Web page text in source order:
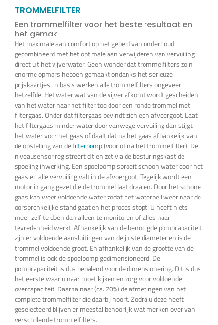
Vijverplanten
Koi’s en siervissen
Waterkwaliteit
Impressie
Contact
Onze Webshop >>>
TROMMELFILTER
Een trommelfilter voor het beste resultaat en
het gemak
Het maximale aan comfort op het gebeid van onderhoud
gecombineerd met het optimale aan verwijderen van vervuiling
direct uit het vijverwater. Geen wonder dat trommelfilters zo’n
enorme opmars hebben gemaakt ondanks het serieuze
prijskaartjes. In basis werken alle trommelfilters ongeveer
hetzelfde. Het water wat van de vijver afkomt wordt gescheiden
van het water naar het filter toe door een ronde trommel met
filtergaas. Onder dat filtergaas bevindt zich een afvoergoot. Laat
het filtergaas minder water door vanwege vervuiling dan stijgt
het water voor het gaas of daalt dat na het gaas afhankelijk van
de opstelling van defilterpomp(voor of na het trommelfilter). De
niveausensor registreert dit en zet via de besturingskast de
spoeling inwerking. Een spoelpomp sproeit schoon water door het
gaas en alle vervuiling valt in de afvoergoot. Tegelijk wordt een
motor in gang gezet die de trommel laat draaien. Door het schone
gaas kan weer voldoende water zodat het waterpeil weer naar de
oorspronkelijke stand gaat en het proces stopt. U hoeft niets
meer zelf te doen dan alleen te monitoren of alles naar
tevredenheid werkt. Afhankelijk van de benodigde pompcapaciteit
zijn er voldoende aansluitingen van de juiste diameter en is de
trommel voldoende groot. En afhankelijk van de grootte van de
trommel is ook de spoelpomp gedimensioneerd. De
pompcapaciteit is dus bepalend voor de dimensionering. Dit is dus
het eerste waar u naar moet kijken en zorg voor voldoende
overcapaciteit. Daarna naar (ca. 20%) de afmetingen van het
complete trommelfilter die daarbij hoort. Zodra u deze heeft
geselecteerd blijven er meestal behoorlijk wat merken over van
verschillende trommelfilters.